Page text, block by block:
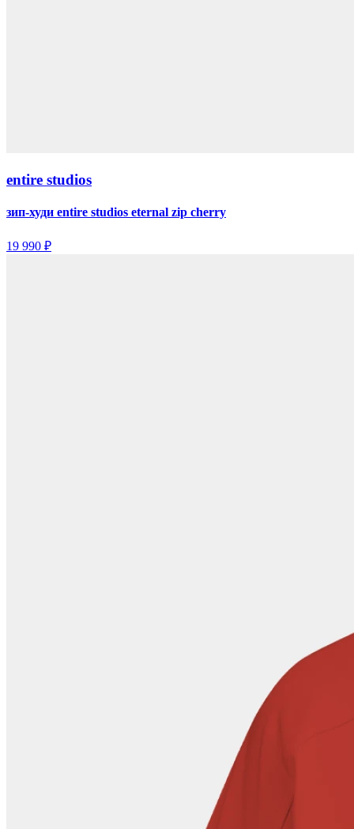
entire studios
зип-худи entire studios eternal zip cherry
19 990 ₽